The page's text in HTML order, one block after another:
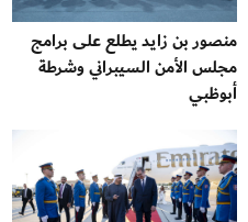
منصور بن زايد يطلع على برامج
مجلس الأمن السيبراني وشرطة
أبوظبي